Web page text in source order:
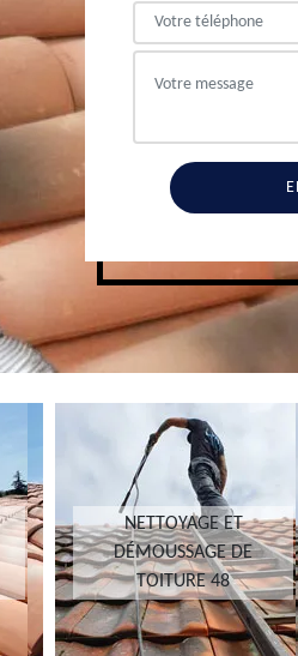
NETTOYAGE ET
DÉMOUSSAGE DE
TOITURE 48